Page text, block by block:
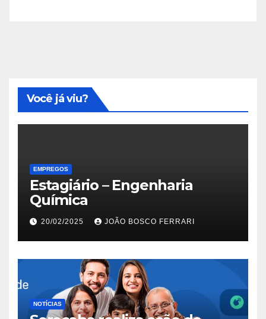
Você já viu?
EMPREGOS
Estagiário – Engenharia
Química
20/02/2025 JOÃO BOSCO FERRARI
NOTÍCIAS